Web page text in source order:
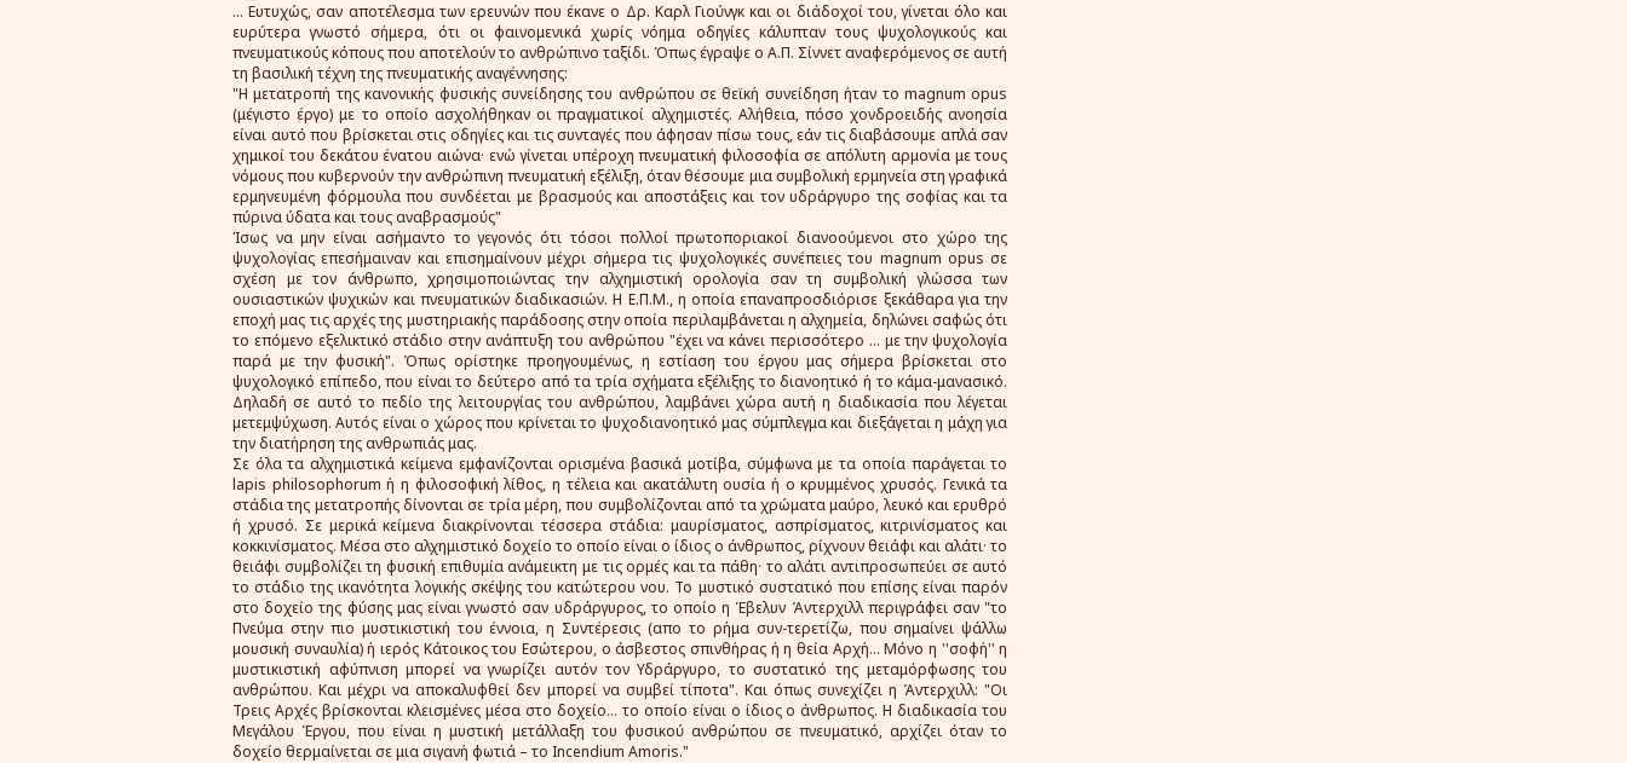
... Ευτυχώς, σαν αποτέλεσμα των ερευνών που έκανε ο Δρ. Καρλ Γιούνγκ και οι διάδοχοί του, γίνεται όλο και
ευρύτερα γνωστό σήμερα, ότι οι φαινομενικά χωρίς νόημα οδηγίες κάλυπταν τους ψυχολογικούς και
πνευματικούς κόπους που αποτελούν το ανθρώπινο ταξίδι. Όπως έγραψε ο Α.Π. Σίννετ αναφερόμενος σε αυτή
τη βασιλική τέχνη της πνευματικής αναγέννησης:
"Η μετατροπή της κανονικής φυσικής συνείδησης του ανθρώπου σε θεϊκή συνείδηση ήταν το magnum opus
(μέγιστο έργο) με το οποίο ασχολήθηκαν οι πραγματικοί αλχημιστές. Αλήθεια, πόσο χονδροειδής ανοησία
είναι αυτό που βρίσκεται στις οδηγίες και τις συνταγές που άφησαν πίσω τους, εάν τις διαβάσουμε απλά σαν
χημικοί του δεκάτου ένατου αιώνα· ενώ γίνεται υπέροχη πνευματική φιλοσοφία σε απόλυτη αρμονία με τους
νόμους που κυβερνούν την ανθρώπινη πνευματική εξέλιξη, όταν θέσουμε μια συμβολική ερμηνεία στη γραφικά
ερμηνευμένη φόρμουλα που συνδέεται με βρασμούς και αποστάξεις και τον υδράργυρο της σοφίας και τα
πύρινα ύδατα και τους αναβρασμούς"
Ίσως να μην είναι ασήμαντο το γεγονός ότι τόσοι πολλοί πρωτοποριακοί διανοούμενοι στο χώρο της
ψυχολογίας επεσήμαιναν και επισημαίνουν μέχρι σήμερα τις ψυχολογικές συνέπειες του magnum opus σε
σχέση με τον άνθρωπο, χρησιμοποιώντας την αλχημιστική ορολογία σαν τη συμβολική γλώσσα των
ουσιαστικών ψυχικών και πνευματικών διαδικασιών. Η Ε.Π.Μ., η οποία επαναπροσδιόρισε ξεκάθαρα για την
εποχή μας τις αρχές της μυστηριακής παράδοσης στην οποία περιλαμβάνεται η αλχημεία, δηλώνει σαφώς ότι
το επόμενο εξελικτικό στάδιο στην ανάπτυξη του ανθρώπου "έχει να κάνει περισσότερο ... με την ψυχολογία
παρά με την φυσική". Όπως ορίστηκε προηγουμένως, η εστίαση του έργου μας σήμερα βρίσκεται στο
ψυχολογικό επίπεδο, που είναι το δεύτερο από τα τρία σχήματα εξέλιξης το διανοητικό ή το κάμα-μανασικό.
Δηλαδή σε αυτό το πεδίο της λειτουργίας του ανθρώπου, λαμβάνει χώρα αυτή η διαδικασία που λέγεται
μετεμψύχωση. Αυτός είναι ο χώρος που κρίνεται το ψυχοδιανοητικό μας σύμπλεγμα και διεξάγεται η μάχη για
την διατήρηση της ανθρωπιάς μας.
Σε όλα τα αλχημιστικά κείμενα εμφανίζονται ορισμένα βασικά μοτίβα, σύμφωνα με τα οποία παράγεται το
lapis philosophorum ή η φιλοσοφική λίθος, η τέλεια και ακατάλυτη ουσία ή ο κρυμμένος χρυσός. Γενικά τα
στάδια της μετατροπής δίνονται σε τρία μέρη, που συμβολίζονται από τα χρώματα μαύρο, λευκό και ερυθρό
ή χρυσό. Σε μερικά κείμενα διακρίνονται τέσσερα στάδια: μαυρίσματος, ασπρίσματος, κιτρινίσματος και
κοκκινίσματος. Μέσα στο αλχημιστικό δοχείο το οποίο είναι ο ίδιος ο άνθρωπος, ρίχνουν θειάφι και αλάτι· το
θειάφι συμβολίζει τη φυσική επιθυμία ανάμεικτη με τις ορμές και τα πάθη· το αλάτι αντιπροσωπεύει σε αυτό
το στάδιο της ικανότητα λογικής σκέψης του κατώτερου νου. Το μυστικό συστατικό που επίσης είναι παρόν
στο δοχείο της φύσης μας είναι γνωστό σαν υδράργυρος, το οποίο η Έβελυν Άντερχιλλ περιγράφει σαν "το
Πνεύμα στην πιο μυστικιστική του έννοια, η Συντέρεσις (απο το ρήμα συν-τερετίζω, που σημαίνει ψάλλω
μουσική συναυλία) ή ιερός Κάτοικος του Εσώτερου, ο άσβεστος σπινθήρας ή η θεία Αρχή... Μόνο η ''σοφή'' η
μυστικιστική αφύπνιση μπορεί να γνωρίζει αυτόν τον Υδράργυρο, το συστατικό της μεταμόρφωσης του
ανθρώπου. Και μέχρι να αποκαλυφθεί δεν μπορεί να συμβεί τίποτα". Και όπως συνεχίζει η Άντερχιλλ: "Οι
Τρεις Αρχές βρίσκονται κλεισμένες μέσα στο δοχείο... το οποίο είναι ο ίδιος ο άνθρωπος. Η διαδικασία του
Μεγάλου Έργου, που είναι η μυστική μετάλλαξη του φυσικού ανθρώπου σε πνευματικό, αρχίζει όταν το
δοχείο θερμαίνεται σε μια σιγανή φωτιά – το Incendium Amoris."